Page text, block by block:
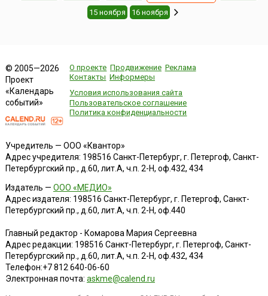
15 ноября 16 ноября
© 2005—2026
Проект
«Календарь
событий»
О проекте Продвижение Реклама
Контакты Информеры
Условия использования сайта
Пользовательское соглашение
Политика конфиденциальности
Учредитель — ООО «Квантор»
Адрес учредителя: 198516 Санкт-Петербург, г. Петергоф, Санкт-
Петербургский пр., д.60, лит.А, ч.п. 2-Н, оф.432, 434
Издатель — ООО «МЕДИО»
Адрес издателя: 198516 Санкт-Петербург, г. Петергоф, Санкт-
Петербургский пр., д.60, лит.А, ч.п. 2-Н, оф.440
Главный редактор - Комарова Мария Сергеевна
Адрес редакции: 198516 Санкт-Петербург, г. Петергоф, Санкт-
Петербургский пр., д.60, лит.А, ч.п. 2-Н, оф.432, 434
Телефон:+7 812 640-06-60
Электронная почта: askme@calend.ru